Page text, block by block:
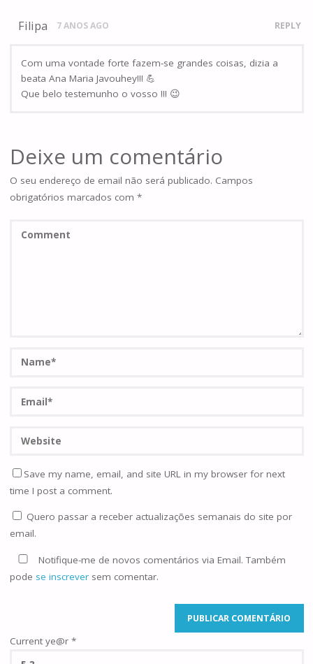
Filipa 7 ANOS AGO REPLY
Com uma vontade forte fazem-se grandes coisas, dizia a
beata Ana Maria Javouhey!!! 💪
Que belo testemunho o vosso !!! 😉
Deixe um comentário
O seu endereço de email não será publicado. Campos
obrigatórios marcados com *
Save my name, email, and site URL in my browser for next
time I post a comment.
Quero passar a receber actualizações semanais do site por
email.
Notifique-me de novos comentários via Email. Também
pode se inscreversem comentar.
Current ye@r *